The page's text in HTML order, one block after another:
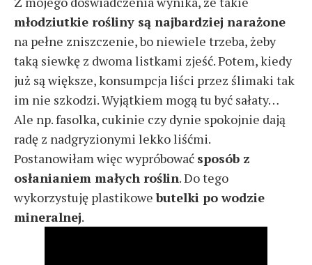
młodziutkie rośliny są najbardziej narażone
na pełne zniszczenie, bo niewiele trzeba, żeby
taką siewkę z dwoma listkami zjeść. Potem, kiedy
już są większe, konsumpcja liści przez ślimaki tak
im nie szkodzi. Wyjątkiem mogą tu być sałaty…
Ale np. fasolka, cukinie czy dynie spokojnie dają
radę z nadgryzionymi lekko liśćmi.
Postanowiłam więc wypróbować sposób z
osłanianiem małych roślin. Do tego
wykorzystuję plastikowebutelki po wodzie
mineralnej.